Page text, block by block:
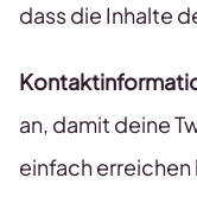
dass die Inhalte
an, damit deine
einfach erreichen